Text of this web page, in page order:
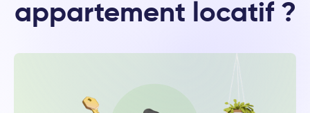
appartement locatif ?